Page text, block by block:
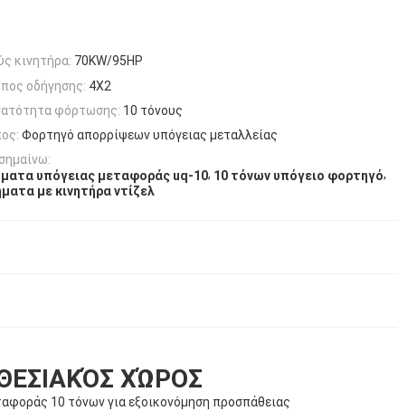
κινητήρα: 70KW/95HP
οδήγησης: 4X2
φόρτωσης: 10 τόνους
Φορτηγό απορρίψεων υπόγειας μεταλλείας
υπόγειας μεταφοράς uq-10, 10 τόνων υπόγειο φορτηγό,
με κινητήρα ντίζελ
ΧΏΡΟΣ
10 τόνων για εξοικονόμηση προσπάθειας